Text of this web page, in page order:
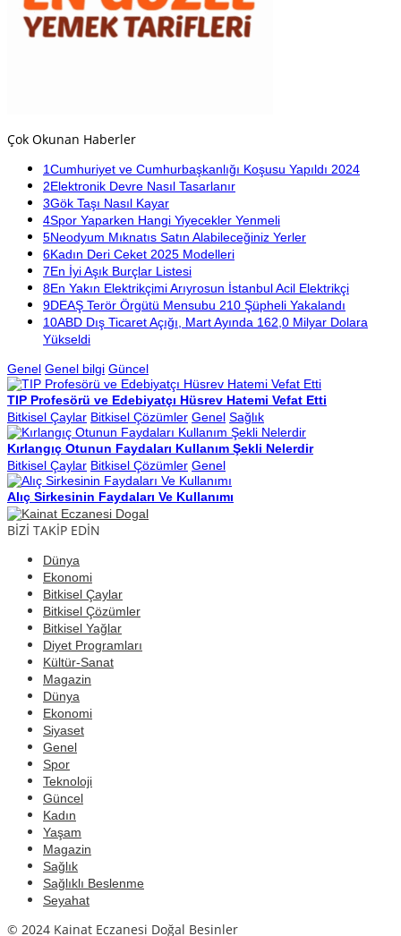
Çok Okunan Haberler
1Cumhuriyet ve Cumhurbaşkanlığı Koşusu Yapıldı 2024
2Elektronik Devre Nasıl Tasarlanır
3Gök Taşı Nasıl Kayar
4Spor Yaparken Hangi Yiyecekler Yenmeli
5Neodyum Mıknatıs Satın Alabileceğiniz Yerler
6Kadın Deri Ceket 2025 Modelleri
7En İyi Aşık Burçlar Listesi
8En Yakın Elektrikçimi Arıyrosun İstanbul Acil Elektrikçi
9DEAŞ Terör Örgütü Mensubu 210 Şüpheli Yakalandı
10ABD Dış Ticaret Açığı, Mart Ayında 162,0 Milyar Dolara
Yükseldi
Genel Genel bilgi Güncel
TIP Profesörü ve Edebiyatçı Hüsrev Hatemi Vefat Etti
Bitkisel Çaylar Bitkisel Çözümler Genel Sağlık
Kırlangıç Otunun Faydaları Kullanım Şekli Nelerdir
Bitkisel Çaylar Bitkisel Çözümler Genel
Alıç Sirkesinin Faydaları Ve Kullanımı
BİZİ TAKİP EDİN
Dünya
Ekonomi
Bitkisel Çaylar
Bitkisel Çözümler
Bitkisel Yağlar
Diyet Programları
Kültür-Sanat
Magazin
Dünya
Ekonomi
Siyaset
Genel
Spor
Teknoloji
Güncel
Kadın
Yaşam
Magazin
Sağlık
Sağlıklı Beslenme
Seyahat
© 2024 Kainat Eczanesi Doğal Besinler